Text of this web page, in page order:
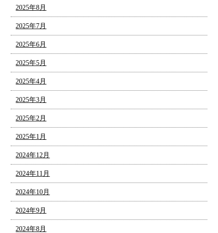
2025年8月
2025年7月
2025年6月
2025年5月
2025年4月
2025年3月
2025年2月
2025年1月
2024年12月
2024年11月
2024年10月
2024年9月
2024年8月